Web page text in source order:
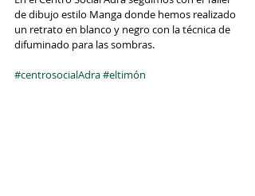
de dibujo estilo Manga donde hemos realizado
un retrato en blanco y negro con la técnica de
difuminado para las sombras.
#centrosocialAdra#eltimón